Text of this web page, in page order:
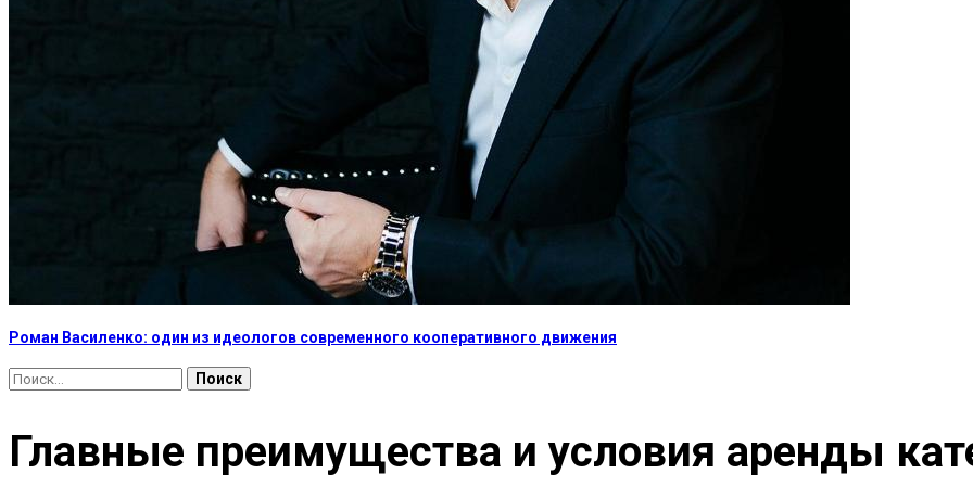
Роман Василенко: один из идеологов современного кооперативного движения
Найти:
Главные преимущества и условия аренды